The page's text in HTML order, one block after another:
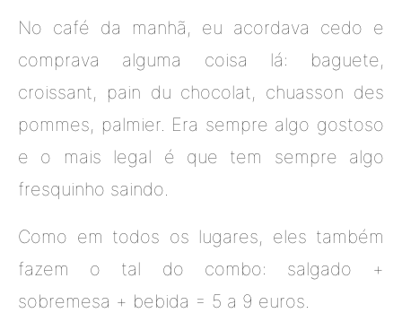
No café da manhã, eu acordava cedo e
comprava alguma coisa lá: baguete,
croissant, pain du chocolat, chuasson des
pommes, palmier. Era sempre algo gostoso
e o mais legal é que tem sempre algo
fresquinho saindo.
Como em todos os lugares, eles também
fazem o tal do combo: salgado +
sobremesa + bebida = 5 a 9 euros.